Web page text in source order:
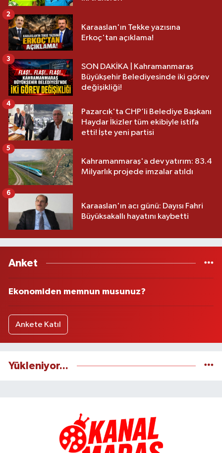
Karaaslan'ın Tekke yazısına
Erkoç'tan açıklama!
2
SON DAKİKA | Kahramanmaraş
Büyükşehir Belediyesinde iki görev
değişikliği!
3
Pazarcık'ta CHP’li Belediye Başkanı
Haydar İkizler tüm ekibiyle istifa
etti! İşte yeni partisi
4
Kahramanmaraş'a dev yatırım: 83.4
Milyarlık projede imzalar atıldı
5
Karaaslan'ın acı günü: Dayısı Fahri
Büyüksakallı hayatını kaybetti
6
Anket
Ekonomiden memnun musunuz?
Ankete Katıl
Yükleniyor...